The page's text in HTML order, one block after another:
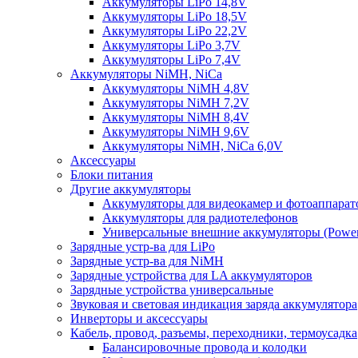
Аккумуляторы LiPo 18,5V
Аккумуляторы LiPo 22,2V
Аккумуляторы LiPo 3,7V
Аккумуляторы LiPo 7,4V
Аккумуляторы NiMH, NiCa
Аккумуляторы NiMH 4,8V
Аккумуляторы NiMH 7,2V
Аккумуляторы NiMH 8,4V
Аккумуляторы NiMH 9,6V
Аккумуляторы NiMH, NiCa 6,0V
Аксессуары
Блоки питания
Другие аккумуляторы
Аккумуляторы для видеокамер и
Аккумуляторы для радиотелефонов
Универсальные внешние аккумуляторы
Зарядные устр-ва для LiPo
Зарядные устр-ва для NiMH
Зарядные устройства для LA аккумуляторов
Зарядные устройства универсальные
Звуковая и световая индикация заряда аккумулятора
Инверторы и аксессуары
Кабель, провод, разъемы, переходники, термоусадка
Балансировочные провода и колодки